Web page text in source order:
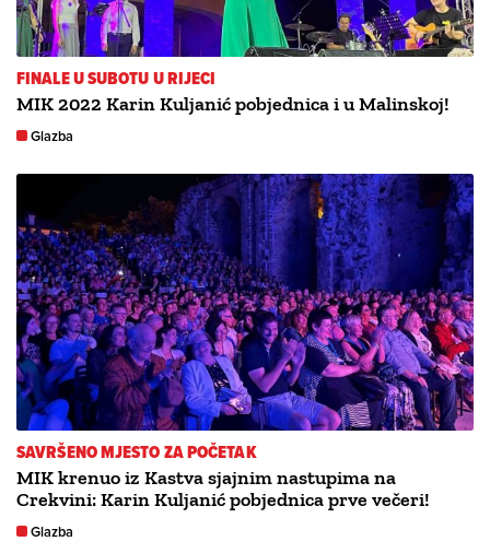
FINALE U SUBOTU U RIJECI
MIK 2022 Karin Kuljanić pobjednica i u Malinskoj!
Glazba
SAVRŠENO MJESTO ZA POČETAK
MIK krenuo iz Kastva sjajnim nastupima na
Crekvini: Karin Kuljanić pobjednica prve večeri!
Glazba